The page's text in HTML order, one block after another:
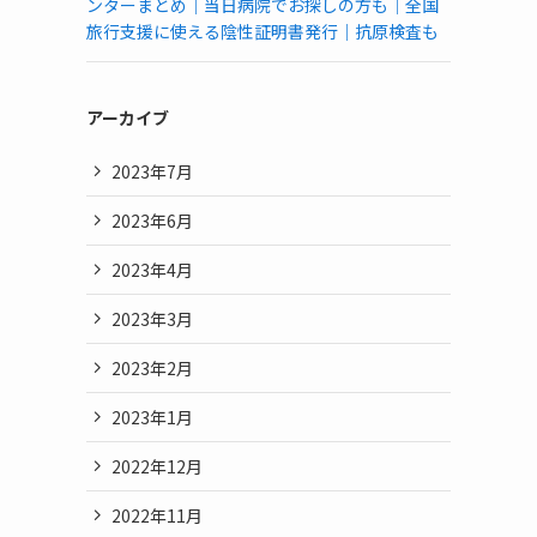
ンターまとめ｜当日病院でお探しの方も｜全国
旅行支援に使える陰性証明書発行｜抗原検査も
アーカイブ
2023年7月
2023年6月
2023年4月
2023年3月
2023年2月
2023年1月
2022年12月
2022年11月